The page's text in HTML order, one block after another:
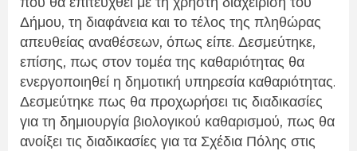
Δήμου, τη διαφάνεια και το τέλος της πληθώρας
απευθείας αναθέσεων, όπως είπε. Δεσμεύτηκε,
επίσης, πως στον τομέα της καθαριότητας θα
ενεργοποιηθεί η δημοτική υπηρεσία καθαριότητας.
Δεσμεύτηκε πως θα προχωρήσει τις διαδικασίες
για τη δημιουργία βιολογικού καθαρισμού, πως θα
ανοίξει τις διαδικασίες για τα Σχέδια Πόλης στις